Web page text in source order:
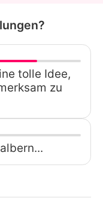
tolle Idee,
zu